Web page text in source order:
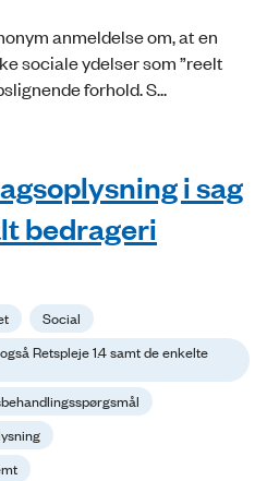
anmeldelse om, at en
sociale ydelser som ”reelt
forhold. S...
i sag
bedrageri
Social
Retspleje 1.4 samt de enkelte